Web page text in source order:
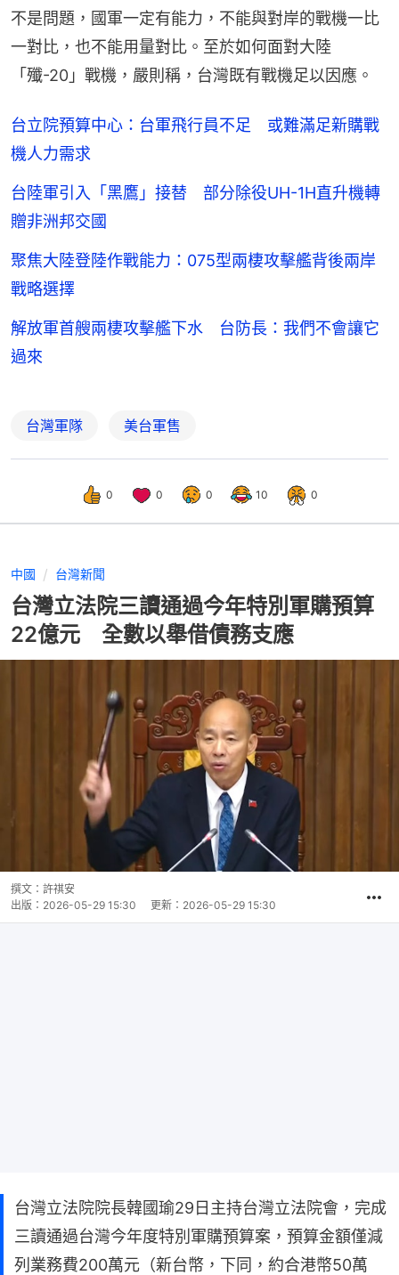
不是問題，國軍一定有能力，不能與對岸的戰機一比
一對比，也不能用量對比。至於如何面對大陸
「殲-20」戰機，嚴則稱，台灣既有戰機足以因應。
台立院預算中心：台軍飛行員不足 或難滿足新購戰
機人力需求
台陸軍引入「黑鷹」接替 部分除役UH-1H直升機轉
贈非洲邦交國
聚焦大陸登陸作戰能力：075型兩棲攻擊艦背後兩岸
戰略選擇
解放軍首艘兩棲攻擊艦下水 台防長：我們不會讓它
過來
台灣軍隊 美台軍售
0 0 0 10 0
中國 台灣新聞
台灣立法院三讀通過今年特別軍購預算
22億元 全數以舉借債務支應
撰文： 許祺安
出版： 2026-05-29 15:30 更新： 2026-05-29 15:30
台灣立法院院長韓國瑜29日主持台灣立法院會，完成
三讀通過台灣今年度特別軍購預算案，預算金額僅減
列業務費200萬元（新台幣，下同，約合港幣50萬